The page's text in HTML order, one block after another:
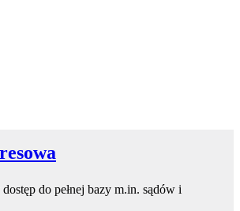
do pełnej bazy m.in. sądów i